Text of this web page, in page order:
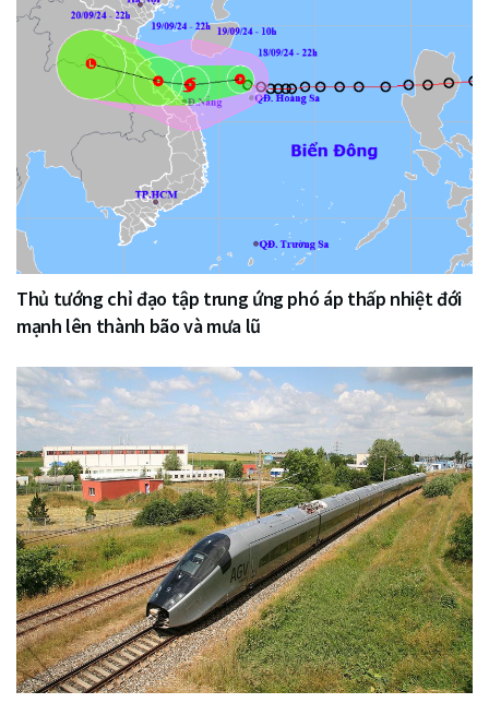
Thủ tướng chỉ đạo tập trung ứng phó áp thấp nhiệt đới
mạnh lên thành bão và mưa lũ